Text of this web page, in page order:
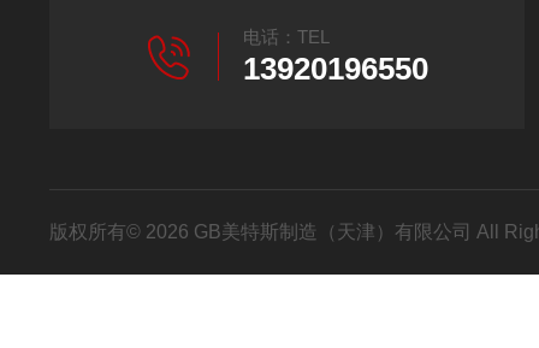
电话：TEL
13920196550
版权所有© 2026 GB美特斯制造（天津）有限公司 All